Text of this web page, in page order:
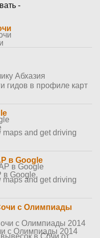
-
Абхазия
гидов в профиле карт
and get driving
в Google
Google
and get driving
с Олимпиады
с Олимпиады 2014
в Сочи от